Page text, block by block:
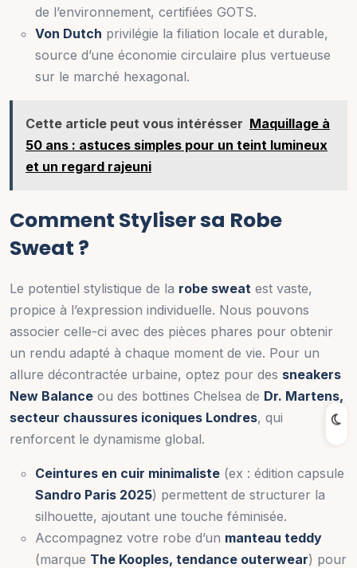
de l’environnement, certifiées GOTS.
Von Dutch privilégie la filiation locale et durable,
source d’une économie circulaire plus vertueuse
sur le marché hexagonal.
Cette article peut vous intérésser Maquillage à
50 ans : astuces simples pour un teint lumineux
et un regard rajeuni
Comment Styliser sa Robe
Sweat ?
Le potentiel stylistique de la robe sweat est vaste,
propice à l’expression individuelle. Nous pouvons
associer celle-ci avec des pièces phares pour obtenir
un rendu adapté à chaque moment de vie. Pour un
allure décontractée urbaine, optez pour des sneakers
New Balance ou des bottines Chelsea de Dr. Martens,
secteur chaussures iconiques Londres, qui
renforcent le dynamisme global.
Ceintures en cuir minimaliste (ex : édition capsule
Sandro Paris 2025) permettent de structurer la
silhouette, ajoutant une touche féminisée.
Accompagnez votre robe d’un manteau teddy
(marque The Kooples, tendance outerwear) pour